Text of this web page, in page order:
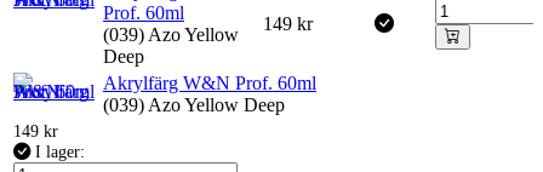
Prof. 60ml
(039) Azo Yellow
Deep
149 kr
Akrylfärg W&N Prof. 60ml
(039) Azo Yellow Deep
149 kr
I lager: